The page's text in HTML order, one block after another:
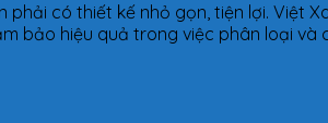
có thiết kế nhỏ gọn, tiện lợi. Việt
bảo hiệu quả trong việc phân loại và